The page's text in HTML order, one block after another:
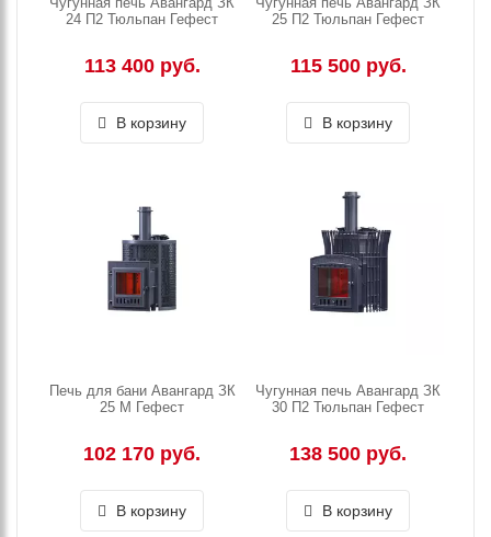
24 П2 Тюльпан Гефест
113 400 руб.
В корзину
25 П2 Тюльпан Гефест
115 500 руб.
В корзину
Печь для бани Авангард ЗК
25 М Гефест
102 170 руб.
В корзину
Чугунная печь Авангард ЗК
30 П2 Тюльпан Гефест
138 500 руб.
В корзину